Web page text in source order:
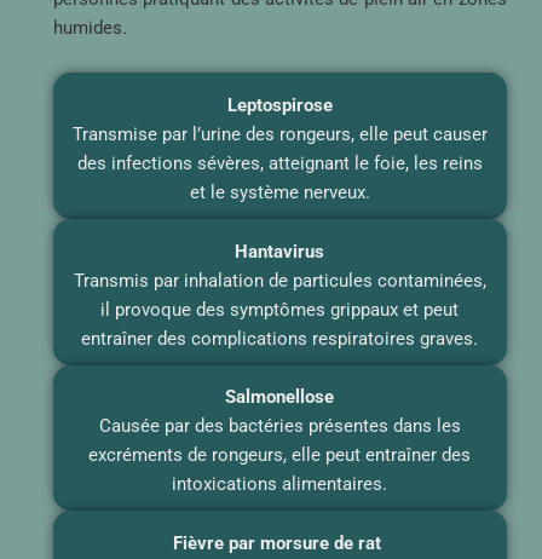
humides.
Leptospirose
Transmise par l’urine des rongeurs, elle peut causer
des infections sévères, atteignant le foie, les reins
et le système nerveux.
Hantavirus
Transmis par inhalation de particules contaminées,
il provoque des symptômes grippaux et peut
entraîner des complications respiratoires graves.
Salmonellose
Causée par des bactéries présentes dans les
excréments de rongeurs, elle peut entraîner des
intoxications alimentaires.
Fièvre par morsure de rat